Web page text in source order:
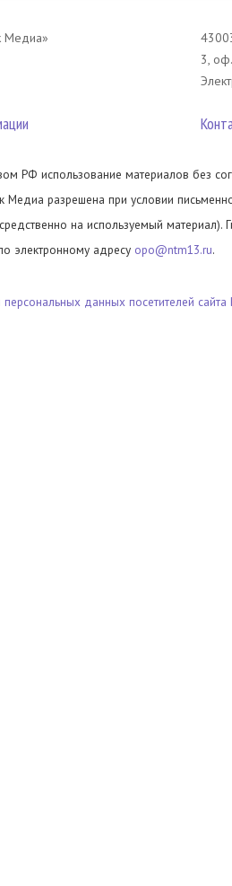
Mедиа»
3,
РФ использование материалов без
разрешена при условии
на используемый материал).
электронному адресу opo@ntm13.ru.
данных посетителей